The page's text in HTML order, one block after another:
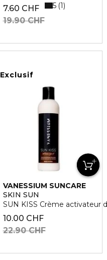
7.60 CHF
19.90 CHF
5 1
Exclusif
VANESSIUM SUNCARE
SKIN SUN
SUN KISS Crème activateur
10.00 CHF
22.90 CHF